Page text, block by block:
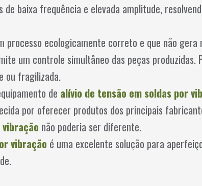
baixa frequência e elevada amplitude,
processo ecologicamente correto e que não
um controle simultâneo das peças produzidas.
ou fragilizada.
de alívio de tensão em soldas por
por oferecer produtos dos principais
não poderia ser diferente.
vibração é uma excelente solução para